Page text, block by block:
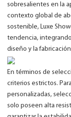
sobresalientes en la
contexto global de
sostenible, Luxe
tendencia,
diseño y la
En términos de
criterios estrictos.
personalizadas,
solo poseen alta